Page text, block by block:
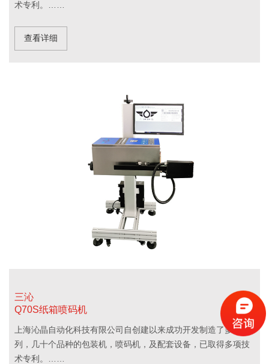
术专利。……
查看详细
三沁
Q70S纸箱喷码机
上海沁晶自动化科技有限公司自创建以来成功开发制造了多个系
列，几十个品种的包装机，喷码机，及配套设备，已取得多项技
术专利。……